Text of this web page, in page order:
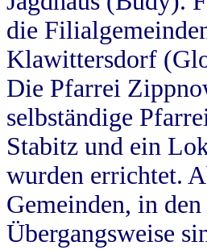
die
Klawittersdorf
Die Pfarrei
selbständige
Stabitz und ein
wurden errichtet.
Gemeinden, in
Übergangsweise